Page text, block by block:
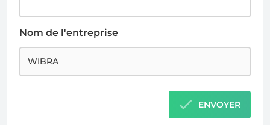
Nom de l'entreprise
ENVOYER